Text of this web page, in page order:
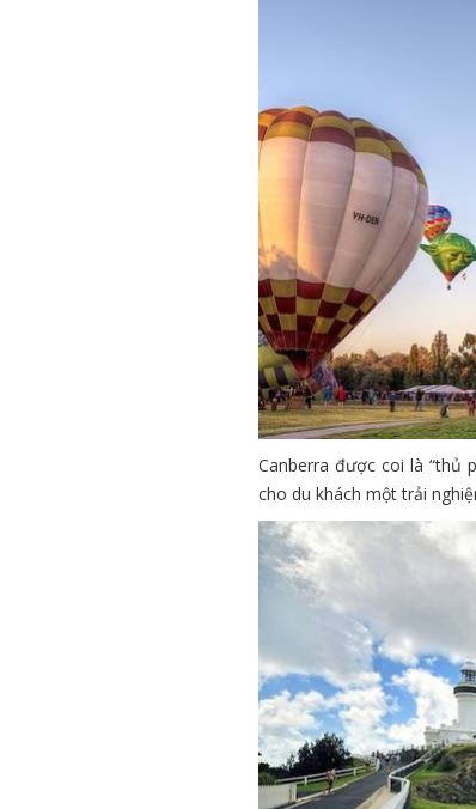
Canberra được coi là “thủ
cho du khách một trải